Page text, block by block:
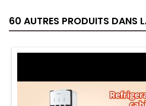
60 AUTRES PRODUITS DANS